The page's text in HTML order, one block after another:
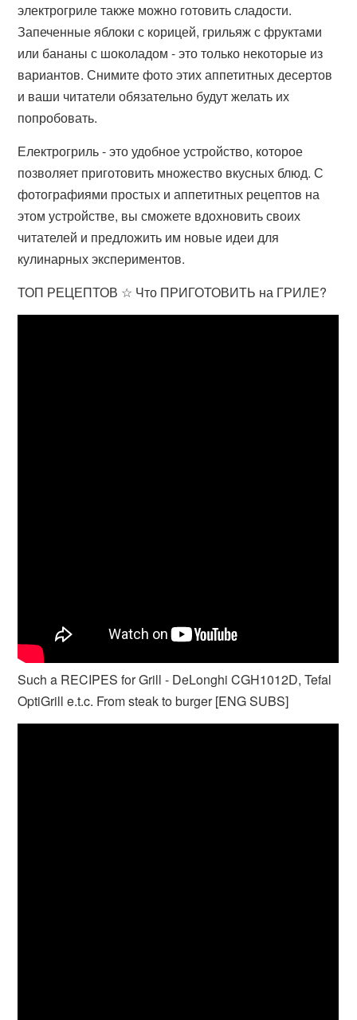
электрогриле также можно готовить сладости.
Запеченные яблоки с корицей, грильяж с фруктами
или бананы с шоколадом - это только некоторые из
вариантов. Снимите фото этих аппетитных десертов
и ваши читатели обязательно будут желать их
попробовать.
Електрогриль - это удобное устройство, которое
позволяет приготовить множество вкусных блюд. С
фотографиями простых и аппетитных рецептов на
этом устройстве, вы сможете вдохновить своих
читателей и предложить им новые идеи для
кулинарных экспериментов.
ТОП РЕЦЕПТОВ ☆ Что ПРИГОТОВИТЬ на ГРИЛЕ?
Such a RECIPES for Grill - DeLonghi CGH1012D, Tefal
OptiGrill e.t.c. From steak to burger [ENG SUBS]